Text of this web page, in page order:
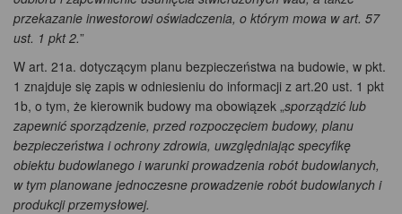
przekazanie inwestorowi oświadczenia, o którym mowa w art. 57
ust. 1 pkt 2.”
W art. 21a. dotyczącym planu bezpieczeństwa na budowie, w pkt.
1 znajduje się zapis w odniesieniu do informacji z art.20 ust. 1 pkt
1b, o tym, że kierownik budowy ma obowiązek „sporządzić lub
zapewnić sporządzenie, przed rozpoczęciem budowy, planu
bezpieczeństwa i ochrony zdrowia, uwzględniając specyfikę
obiektu budowlanego i warunki prowadzenia robót budowlanych,
w tym planowane jednoczesne prowadzenie robót budowlanych i
produkcji przemysłowej.